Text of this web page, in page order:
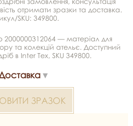
отримати зразки та доставка.
SKU: 349800.
2000000312064 — матеріал для
та колекцій ательє. Доступний
в Inter Tex, SKU 349800.
ЗРАЗОК